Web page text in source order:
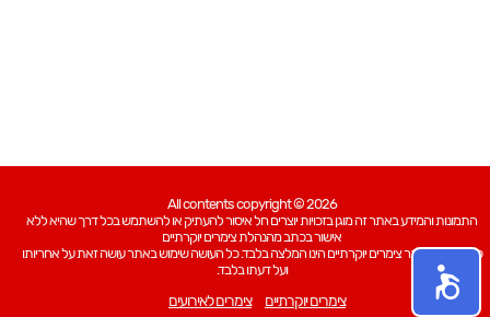
All contents copyright © 2026
התמונות והמידע באתר זה מוגן בזכויות יוצרים חל איסור להעתיק או להשתמש בכל דרך שהיא ללא
אישור בכתב מהנהלת צימרים יוקרתיים
כל האמור באתר צימרים יוקרתיים הינו המלצה בלבד. כל העושה שימוש באתר עושה זאת על אחריותו
ועל דעתו בלבד.
צימרים יוקרתיים צימרים לאירועים